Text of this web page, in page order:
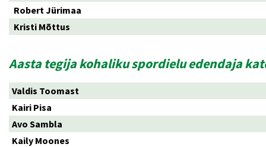
Robert Jürimaa
Kristi Mõttus
Aasta tegija kohaliku spordielu edendaja
Valdis Toomast
Kairi Pisa
Avo Sambla
Kaily Moones